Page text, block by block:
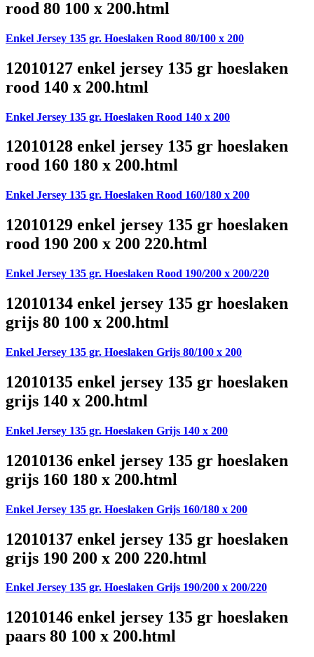
rood 80 100 x 200.html
Enkel Jersey 135 gr. Hoeslaken Rood 80/100 x 200
12010127 enkel jersey 135 gr hoeslaken
rood 140 x 200.html
Enkel Jersey 135 gr. Hoeslaken Rood 140 x 200
12010128 enkel jersey 135 gr hoeslaken
rood 160 180 x 200.html
Enkel Jersey 135 gr. Hoeslaken Rood 160/180 x 200
12010129 enkel jersey 135 gr hoeslaken
rood 190 200 x 200 220.html
Enkel Jersey 135 gr. Hoeslaken Rood 190/200 x 200/220
12010134 enkel jersey 135 gr hoeslaken
grijs 80 100 x 200.html
Enkel Jersey 135 gr. Hoeslaken Grijs 80/100 x 200
12010135 enkel jersey 135 gr hoeslaken
grijs 140 x 200.html
Enkel Jersey 135 gr. Hoeslaken Grijs 140 x 200
12010136 enkel jersey 135 gr hoeslaken
grijs 160 180 x 200.html
Enkel Jersey 135 gr. Hoeslaken Grijs 160/180 x 200
12010137 enkel jersey 135 gr hoeslaken
grijs 190 200 x 200 220.html
Enkel Jersey 135 gr. Hoeslaken Grijs 190/200 x 200/220
12010146 enkel jersey 135 gr hoeslaken
paars 80 100 x 200.html